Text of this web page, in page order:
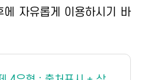
에 자유롭게 이용하시기 바